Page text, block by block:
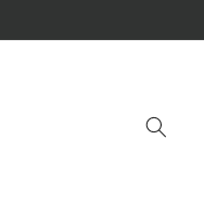
al contenido